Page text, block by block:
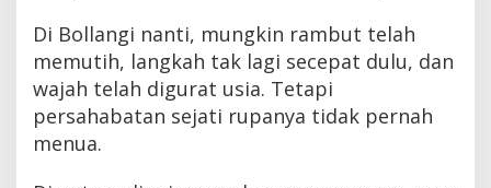
Di Bollangi nanti, mungkin rambut telah
memutih, langkah tak lagi secepat dulu, dan
wajah telah digurat usia. Tetapi
persahabatan sejati rupanya tidak pernah
menua.